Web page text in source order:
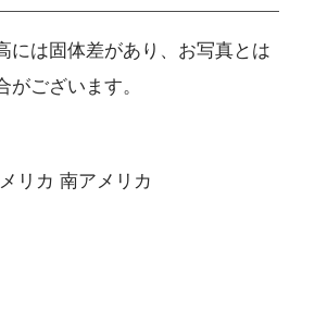
には固体差があり、お写真とは
がございます。
リカ 南アメリカ